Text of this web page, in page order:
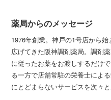
薬局からのメッセージ
1976年創業。神戸の1号店から
広げてきた阪神調剤薬局。調剤
に従ったお薬をお渡しするだけ
る一方で店舗常駐の栄養士によ
にとどまらないサービスを次々と